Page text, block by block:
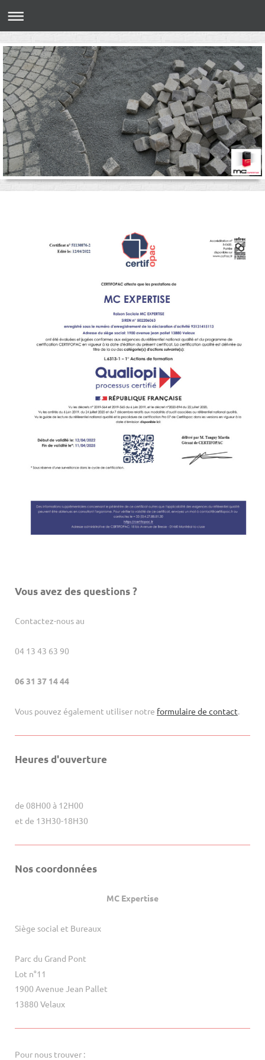
Vous avez des questions ?
Contactez-nous au
04 13 43 63 90
06 31 37 14 44
Vous pouvez également utiliser notre formulaire de contact.
Heures d'ouverture
de 08H00 à 12H00
et de 13H30-18H30
Nos coordonnées
MC Expertise
Siège social et Bureaux
Parc du Grand Pont
Lot n°11
1900 Avenue Jean Pallet
13880 Velaux
Pour nous trouver :